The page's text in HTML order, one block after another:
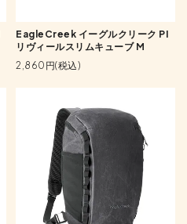
EagleCreek イーグルクリーク PI
リヴィールスリムキューブ M
2,860円(税込)